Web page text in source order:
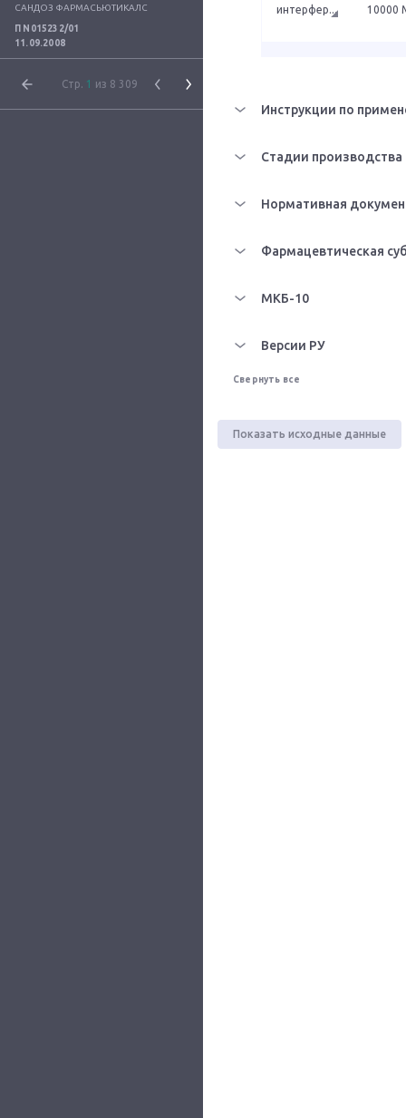
САНДОЗ ФАРМАСЬЮТИКАЛС
П N015232/01
11.09.2008
Стр. 1 из 8 309
интерфер... 10000
Инструкции по
Стадии производства
Нормативная
Фармацевтическая
МКБ-10
Версии РУ
Свернуть все
Показать исходные данные